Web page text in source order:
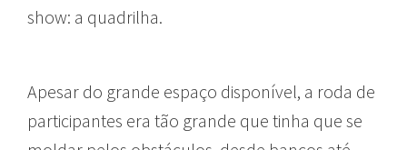
show: a quadrilha.
Apesar do grande espaço disponível, a roda de
participantes era tão grande que tinha que se